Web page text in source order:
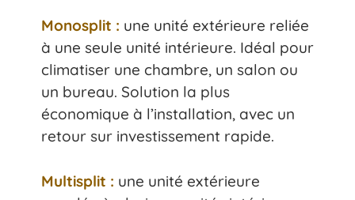
Monosplit : une unité extérieure reliée
à une seule unité intérieure. Idéal pour
climatiser une chambre, un salon ou
un bureau. Solution la plus
économique à l’installation, avec un
retour sur investissement rapide.
Multisplit : une unité extérieure